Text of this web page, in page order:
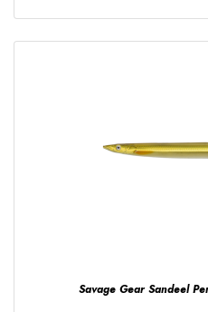
Savage Gear Sandeel